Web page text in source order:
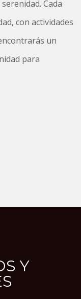
Cada
con actividades
un
para
Y